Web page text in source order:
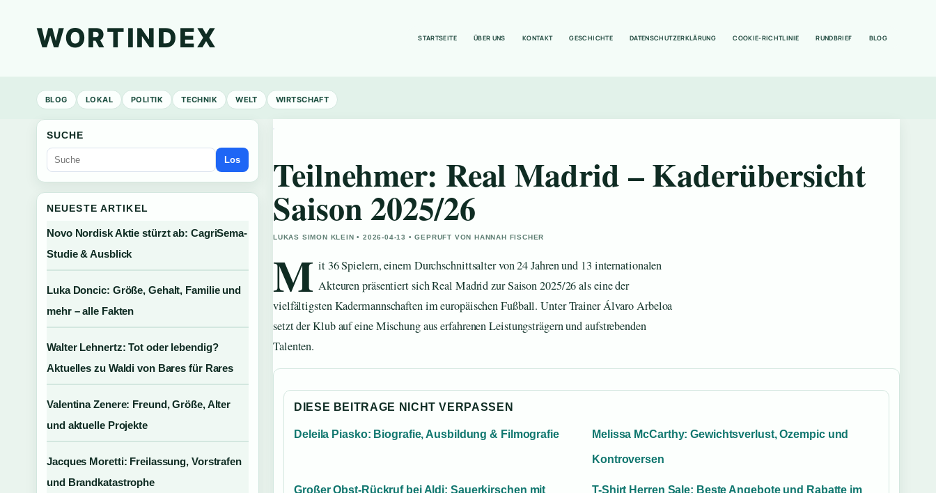
WORTINDEX STARTSEITE ÜBER UNS KONTAKT GESCHICHTE DATENSCHUTZERKLÄRUNG COOKIE-RICHTLINIE RUNDBRIEF BLOG
BLOG LOKAL POLITIK TECHNIK WELT WIRTSCHAFT
Teilnehmer: Real Madrid – Kaderübersicht
Saison 2025/26
LUKAS SIMON KLEIN • 2026-04-13 • GEPRUFT VON HANNAH FISCHER
M it 36 Spielern, einem Durchschnittsalter von 24 Jahren und 13 internationalen
Akteuren präsentiert sich Real Madrid zur Saison 2025/26 als eine der
vielfältigsten Kadermannschaften im europäischen Fußball. Unter Trainer Álvaro Arbeloa
setzt der Klub auf eine Mischung aus erfahrenen Leistungsträgern und aufstrebenden
Talenten.
DIESE BEITRAGE NICHT VERPASSEN
Deleila Piasko: Biografie, Ausbildung & Filmografie Melissa McCarthy: Gewichtsverlust, Ozempic und
Kontroversen
Großer Obst-Rückruf bei Aldi: Sauerkirschen mit T-Shirt Herren Sale: Beste Angebote und Rabatte im
SUCHE
Los
NEUESTE ARTIKEL
Novo Nordisk Aktie stürzt ab: CagriSema-
Studie & Ausblick
Luka Doncic: Größe, Gehalt, Familie und
mehr – alle Fakten
Walter Lehnertz: Tot oder lebendig?
Aktuelles zu Waldi von Bares für Rares
Valentina Zenere: Freund, Größe, Alter
und aktuelle Projekte
Jacques Moretti: Freilassung, Vorstrafen
und Brandkatastrophe